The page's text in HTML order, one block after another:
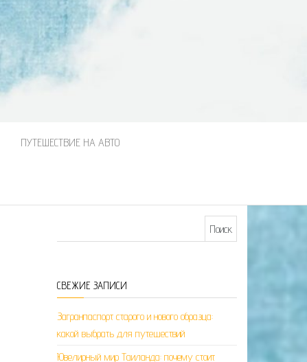
ПУТЕШЕСТВИЕ НА АВТО
СВЕЖИЕ ЗАПИСИ
Загранпаспорт старого и нового образца:
какой выбрать для путешествий
Ювелирный мир Таиланда: почему стоит